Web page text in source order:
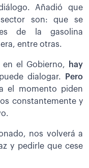
Añadió que
son: que se
de la gasolina
entre otras.
en el Gobierno,
hay
dialogar.
Pero
el momento piden
constantemente y
nos volverá a
y pedirle que cese